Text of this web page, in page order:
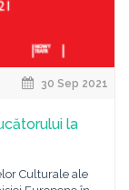
30 Sep 2021
la
Culturale ale